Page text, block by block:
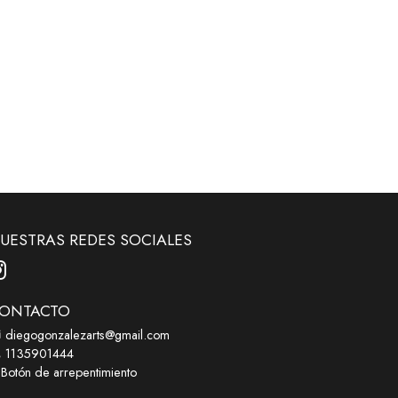
REDES SOCIALES
diegogonzalezarts@gmail.com
1135901444
de arrepentimiento